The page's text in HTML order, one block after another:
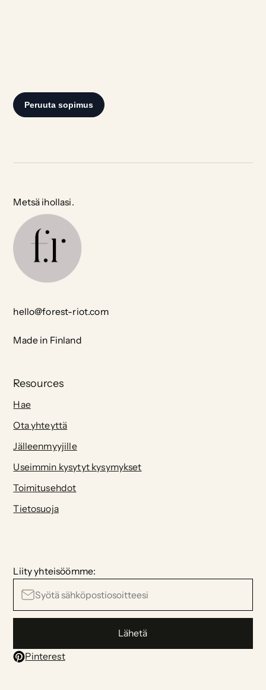
Metsä ihollasi.
hello@forest-riot.com
Made in Finland
Resources
Hae
Ota yhteyttä
Jälleenmyyjille
Useimmin kysytyt kysymykset
Toimitusehdot
Tietosuoja
Liity yhteisöömme:
Lähetä
Pinterest